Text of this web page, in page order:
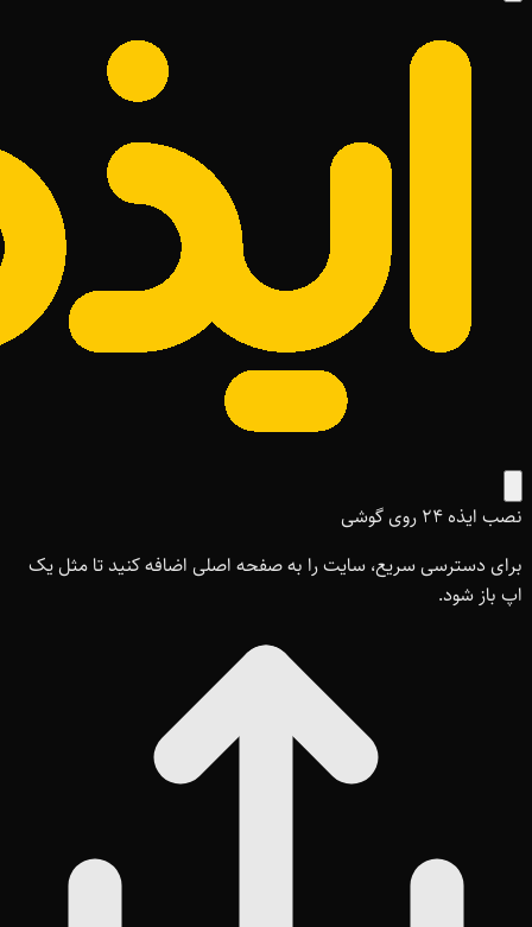
نصب ایذه ۲۴ روی گوشی
برای دسترسی سریع، سایت را به صفحه اصلی اضافه کنید تا مثل یک
اپ باز شود.